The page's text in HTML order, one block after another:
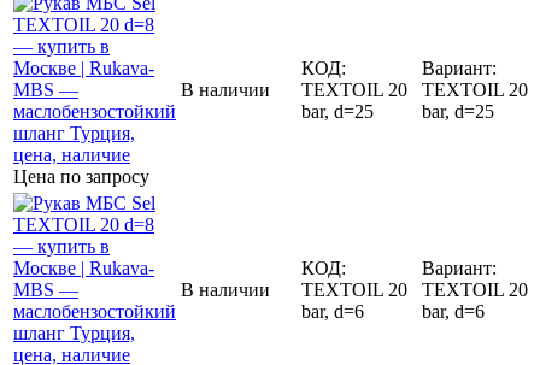
Цена по запросу
В наличии
КОД:
TEXTOIL 20
bar, d=25
Вариант:
TEXTOIL 20
bar, d=25
В наличии
КОД:
TEXTOIL 20
bar, d=6
Вариант:
TEXTOIL 20
bar, d=6